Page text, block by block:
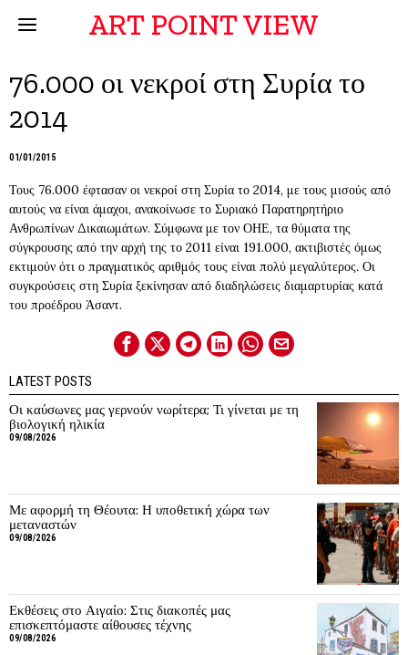
ART POINT VIEW
76.000 οι νεκροί στη Συρία το
2014
01/01/2015
Τους 76.000 έφτασαν οι νεκροί στη Συρία το 2014, με τους μισούς από
αυτούς να είναι άμαχοι, ανακοίνωσε το Συριακό Παρατηρητήριο
Ανθρωπίνων Δικαιωμάτων. Σύμφωνα με τον ΟΗΕ, τα θύματα της
σύγκρουσης από την αρχή της το 2011 είναι 191.000, ακτιβιστές όμως
εκτιμούν ότι ο πραγματικός αριθμός τους είναι πολύ μεγαλύτερος. Οι
συγκρούσεις στη Συρία ξεκίνησαν από διαδηλώσεις διαμαρτυρίας κατά
του προέδρου Άσαντ.
LATEST POSTS
Οι καύσωνες μας γερνούν νωρίτερα; Τι γίνεται με τη
βιολογική ηλικία
09/08/2026
Με αφορμή τη Θέουτα: Η υποθετική χώρα των
μεταναστών
09/08/2026
Εκθέσεις στο Αιγαίο: Στις διακοπές μας
επισκεπτόμαστε αίθουσες τέχνης
09/08/2026